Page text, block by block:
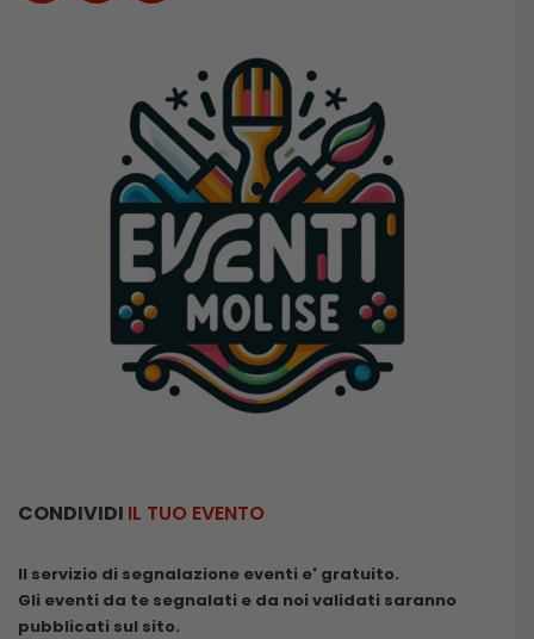
CONDIVIDI IL TUO EVENTO
Il servizio di segnalazione eventi e' gratuito.
Gli eventi da te segnalati e da noi validati saranno
pubblicati sul sito.